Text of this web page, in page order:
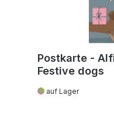
Postkarte -
Festive dogs
auf Lager